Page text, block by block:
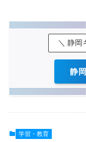
＼ 静岡
静
学習・教育